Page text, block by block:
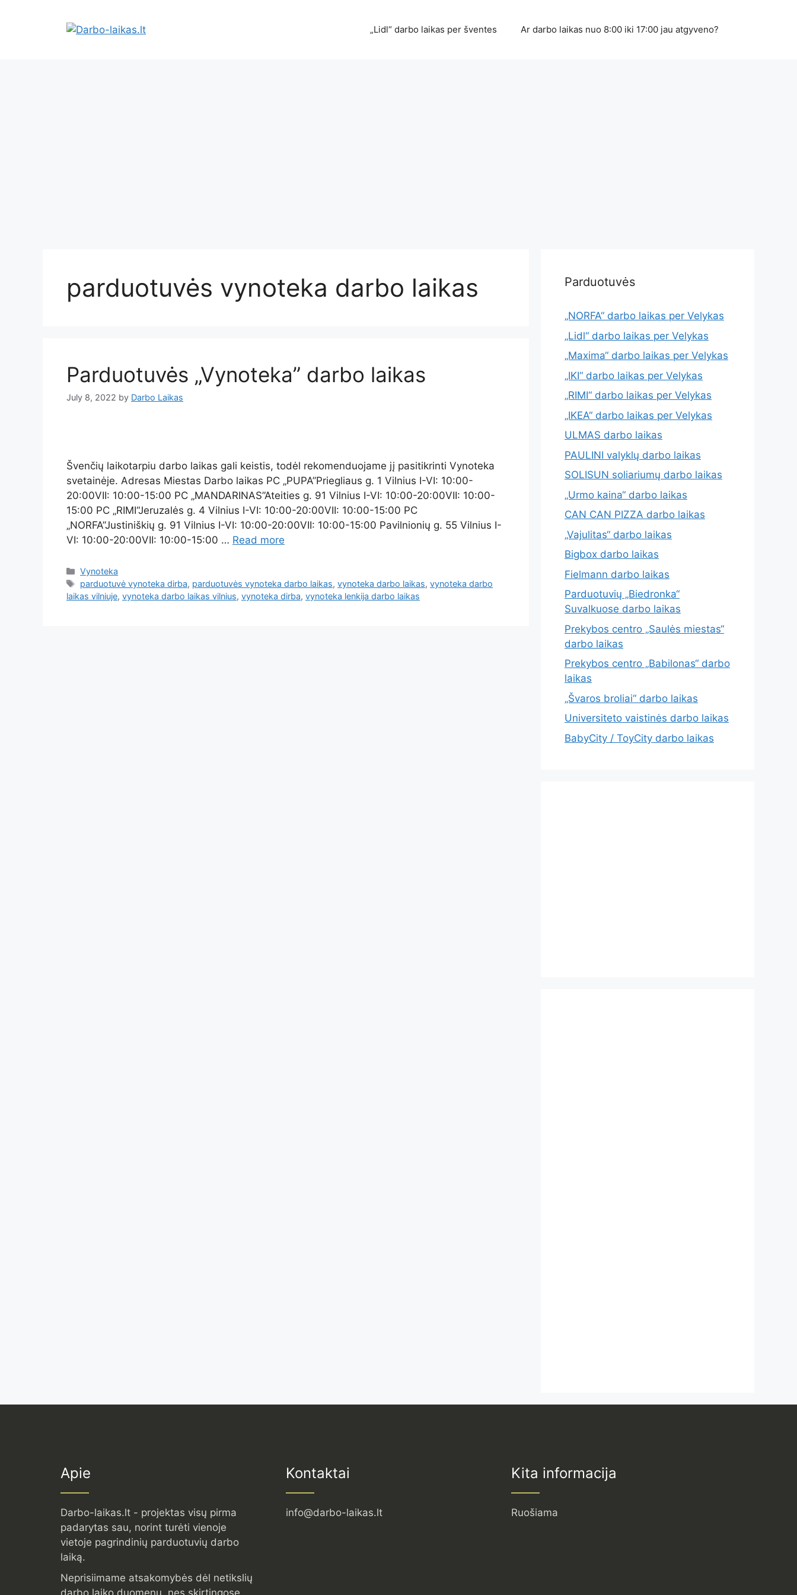
„Lidl“ darbo laikas per šventes Ar darbo laikas nuo 8:00 iki 17:00 jau atgyveno?
parduotuvės vynoteka darbo laikas
Parduotuvės „Vynoteka” darbo laikas
July 8, 2022 by Darbo Laikas
Švenčių laikotarpiu darbo laikas gali keistis, todėl rekomenduojame jį pasitikrinti Vynoteka
svetainėje. Adresas Miestas Darbo laikas PC „PUPA”Priegliaus g. 1 Vilnius I-VI: 10:00-
20:00VII: 10:00-15:00 PC „MANDARINAS”Ateities g. 91 Vilnius I-VI: 10:00-20:00VII: 10:00-
15:00 PC „RIMI“Jeruzalės g. 4 Vilnius I-VI: 10:00-20:00VII: 10:00-15:00 PC
„NORFA”Justiniškių g. 91 Vilnius I-VI: 10:00-20:00VII: 10:00-15:00 Pavilnionių g. 55 Vilnius I-
VI: 10:00-20:00VII: 10:00-15:00 … Read more
Vynoteka
parduotuvė vynoteka dirba, parduotuvės vynoteka darbo laikas,vynoteka darbo laikas,vynoteka darbo
laikas vilniuje, vynoteka darbo laikas vilnius, vynoteka dirba, vynoteka lenkija darbo laikas
Parduotuvės
„NORFA“ darbo laikas per Velykas
„Lidl“ darbo laikas per Velykas
„Maxima“ darbo laikas per Velykas
„IKI“ darbo laikas per Velykas
„RIMI“ darbo laikas per Velykas
„IKEA“ darbo laikas per Velykas
ULMAS darbo laikas
PAULINI valyklų darbo laikas
SOLISUN soliariumų darbo laikas
„Urmo kaina“ darbo laikas
CAN CAN PIZZA darbo laikas
„Vajulitas“ darbo laikas
Bigbox darbo laikas
Fielmann darbo laikas
Parduotuvių „Biedronka“
Suvalkuose darbo laikas
Prekybos centro „Saulės miestas“
darbo laikas
Prekybos centro „Babilonas“ darbo
laikas
„Švaros broliai“ darbo laikas
Universiteto vaistinės darbo laikas
BabyCity / ToyCity darbo laikas
Apie
Darbo-laikas.lt - projektas visų pirma
padarytas sau, norint turėti vienoje
vietoje pagrindinių parduotuvių darbo
laiką.
Neprisiimame atsakomybės dėl netikslių
darbo laiko duomenų, nes skirtingose
Kontaktai
info@darbo-laikas.lt
Kita informacija
Ruošiama